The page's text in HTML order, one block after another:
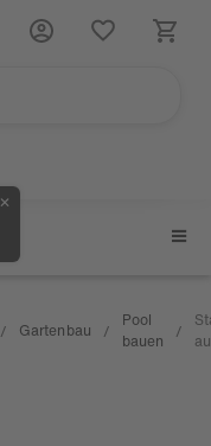
✕
/ Gartenbau /
Pool
bauen
/